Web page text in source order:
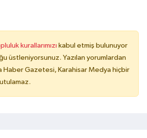
kurallarımızı kabul etmiş bulunuyor
üstleniyorsunuz. Yazılan yorumlardan
Haber Gazetesi, Karahisar Medya hiçbir